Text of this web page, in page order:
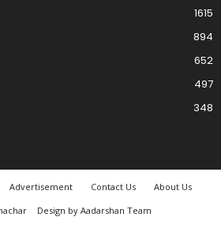
1615
894
652
497
348
Advertisement Contact Us
About Us
Design by Aadarshan Team